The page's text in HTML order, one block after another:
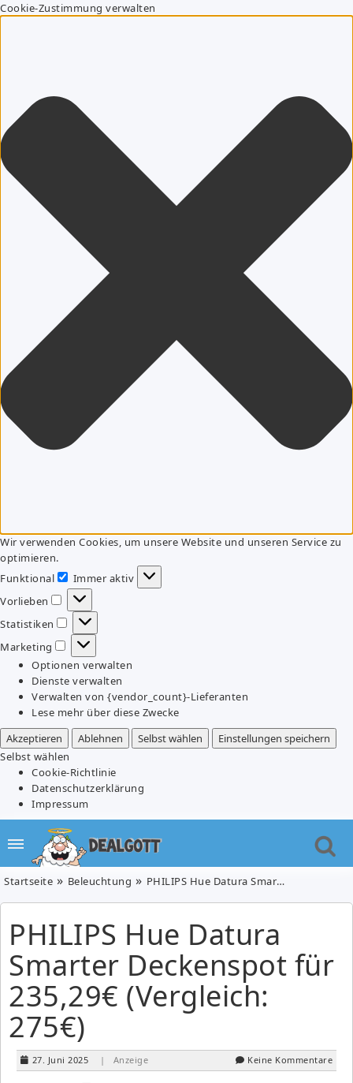
Cookie-Zustimmung verwalten
Wir verwenden Cookies, um unsere Website und unseren Service zu
optimieren.
Funktional
Funktional
Immer aktiv
Vorlieben
Vorlieben
Statistiken
Statistiken
Marketing
Marketing
Optionen verwalten
Dienste verwalten
Verwalten von {vendor_count}-Lieferanten
Lese mehr über diese Zwecke
Akzeptieren
Ablehnen Selbst wählen
Einstellungen speichern
Selbst wählen
Cookie-Richtlinie
Datenschutzerklärung
Impressum
Startseite Beleuchtung PHILIPS Hue Datura Smarter Deckenspot für 235,29€ (Vergleich: 275€)
PHILIPS Hue Datura
Smarter Deckenspot für
235,29€ (Vergleich:
275€)
27. Juni 2025 | Anzeige Keine Kommentare